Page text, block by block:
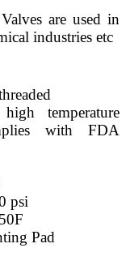
are used in
industries etc
temperature
with FDA
psi
Pad